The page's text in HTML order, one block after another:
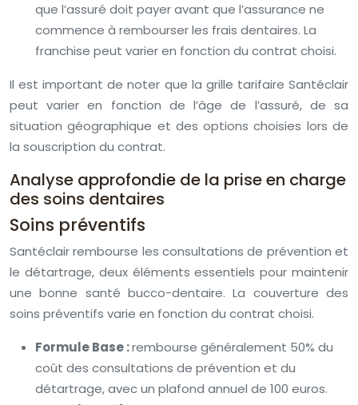
que l’assuré doit payer avant que l’assurance ne
commence à rembourser les frais dentaires. La
franchise peut varier en fonction du contrat choisi.
Il est important de noter que la grille tarifaire Santéclair
peut varier en fonction de l’âge de l’assuré, de sa
situation géographique et des options choisies lors de
la souscription du contrat.
Analyse approfondie de la prise en charge
des soins dentaires
Soins préventifs
Santéclair rembourse les consultations de prévention et
le détartrage, deux éléments essentiels pour maintenir
une bonne santé bucco-dentaire. La couverture des
soins préventifs varie en fonction du contrat choisi.
Formule Base :rembourse généralement 50% du
coût des consultations de prévention et du
détartrage, avec un plafond annuel de 100 euros.